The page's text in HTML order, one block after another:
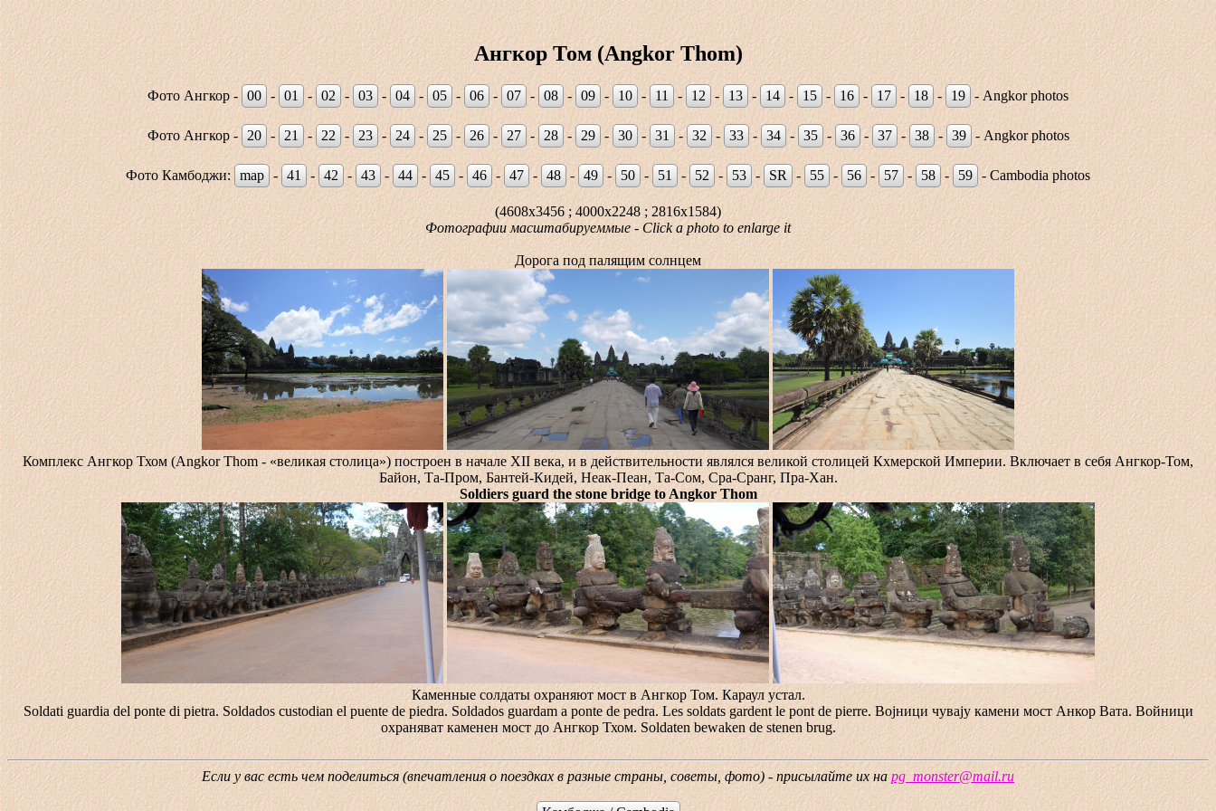
Ангкор Том (Angkor Thom)
Фото Ангкор - 00 - 01 - 02 - 03 - 04 - 05 - 06 - 07 - 08 - 09 - 10 - 11 - 12 - 13 - 14 - 15 - 16 - 17 - 18 - 19 - Angkor photos
Фото Ангкор - 20 - 21 - 22 - 23 - 24 - 25 - 26 - 27 - 28 - 29 - 30 - 31 - 32 - 33 - 34 - 35 - 36 - 37 - 38 - 39 - Angkor photos
Фото Камбоджи: map - 41 - 42 - 43 - 44 - 45 - 46 - 47 - 48 - 49 - 50 - 51 - 52 - 53 - SR - 55 - 56 - 57 - 58 - 59 - Cambodia photos
(4608x3456 ; 4000x2248 ; 2816x1584)
Фотографии масштабируеммые - Click a photo to enlarge it
Дорога под палящим солнцем
Комплекс Ангкор Тхом (Angkor Thom - «великая столица») построен в начале XII века, и в действительности являлся великой столицей Кхмерской Империи. Включает в себя Ангкор-Том,
Байон, Та-Пром, Бантей-Кидей, Неак-Пеан, Та-Сом, Сра-Сранг, Пра-Хан.
Soldiers guard the stone bridge to Angkor Thom
Каменные солдаты охраняют мост в Ангкор Том. Караул устал.
Soldati guardia del ponte di pietra. Soldados custodian el puente de piedra. Soldados guardam a ponte de pedra. Les soldats gardent le pont de pierre. Воjници чуваjу камени мост Анкор Вата. Войници
охраняват каменен мост до Ангкор Тхом. Soldaten bewaken de stenen brug.
Если у вас есть чем поделиться (впечатления о поездках в разные страны, советы, фото) - присылайте их на pg_monster@mail.ru